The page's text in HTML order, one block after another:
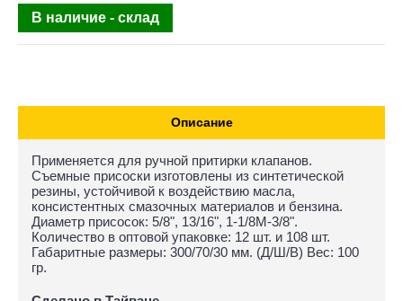
В наличие - склад
Описание
Применяется для ручной притирки клапанов.
Съемные присоски изготовлены из синтетической
резины, устойчивой к воздействию масла,
консистентных смазочных материалов и бензина.
Диаметр присосок: 5/8", 13/16", 1-1/8M-3/8".
Количество в оптовой упаковке: 12 шт. и 108 шт.
Габаритные размеры: 300/70/30 мм. (Д/Ш/В) Вес: 100
гр.